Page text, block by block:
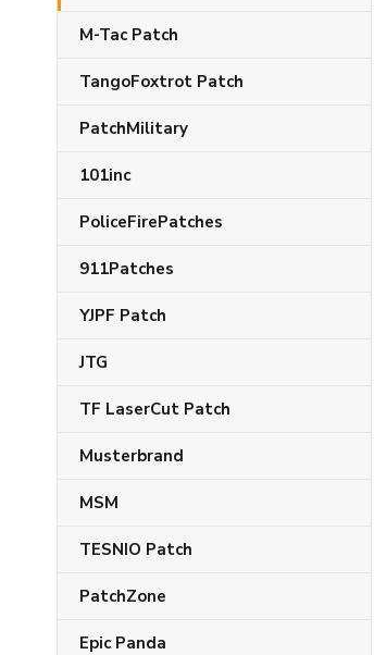
M-Tac Patch
TangoFoxtrot Patch
PatchMilitary
101inc
PoliceFirePatches
911Patches
YJPF Patch
JTG
TF LaserCut Patch
Musterbrand
MSM
TESNIO Patch
PatchZone
Epic Panda